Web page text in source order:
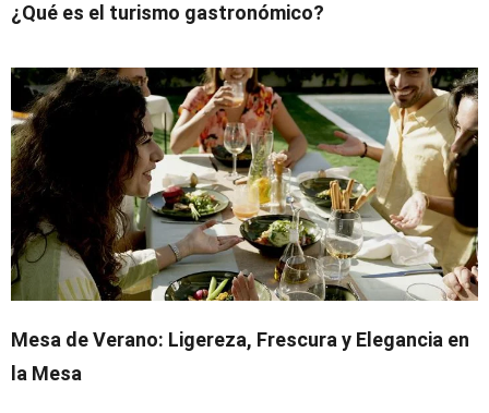
¿Qué es el turismo gastronómico?
Mesa de Verano: Ligereza, Frescura y Elegancia en
la Mesa